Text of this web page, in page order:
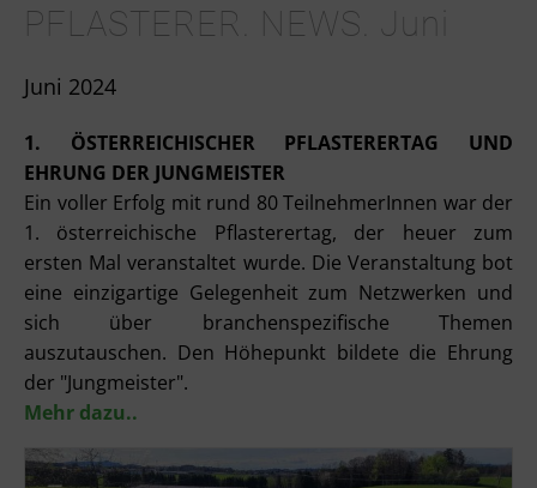
PFLASTERER. NEWS. Juni
Juni 2024
1. ÖSTERREICHISCHER PFLASTERERTAG UND
EHRUNG DER JUNGMEISTER
Ein voller Erfolg mit rund 80 TeilnehmerInnen war der
1. österreichische Pflasterertag, der heuer zum
ersten Mal veranstaltet wurde. Die Veranstaltung bot
eine einzigartige Gelegenheit zum Netzwerken und
sich über branchenspezifische Themen
auszutauschen. Den Höhepunkt bildete die Ehrung
der "Jungmeister".
Mehr dazu..